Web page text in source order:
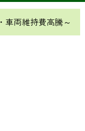
車両維持費高騰～